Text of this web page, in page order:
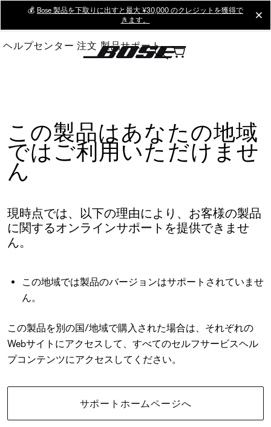
Main
💰 Bose 製品を下取りに出すと最大 ¥30,000 のクレジットを獲得で
きます。
ヘルプセンター 注文 製品サポート
この製品はあなたの地域
ではご利用いただけませ
ん
現時点では、以下の理由により、お客様の製品
に関するオンラインサポートを提供できませ
ん。
この地域では製品のバージョンはサポートされていませ
ん。
この製品を別の国/地域で購入された場合は、それぞれの
Webサイトにアクセスして、すべてのセルフサービスヘル
プコンテンツにアクセスしてください。
サポートホームページへ